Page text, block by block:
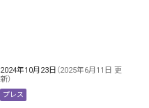
2024年10月23日 （2025年6月11日 更
新）
プレス